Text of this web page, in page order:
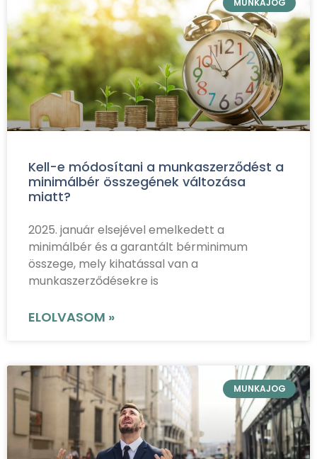
MUNKAJOG
Kell-e módosítani a munkaszerződést a
minimálbér összegének változása
miatt?
2025. január elsejével emelkedett a
minimálbér és a garantált bérminimum
összege, mely kihatással van a
munkaszerződésekre is
ELOLVASOM »
MUNKAJOG